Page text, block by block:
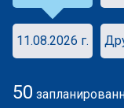
11.08.2026 г.
50